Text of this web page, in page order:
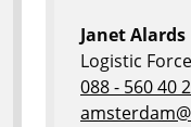
Janet Alards
Logistic
088 - 560 40